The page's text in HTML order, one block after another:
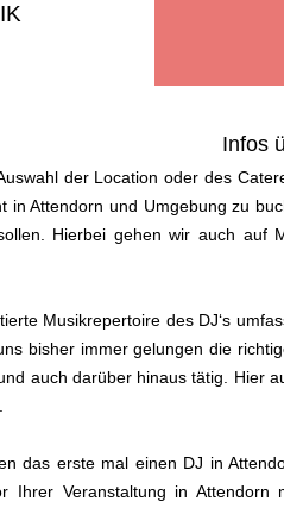
Infos
der Location oder des
in Attendorn und Umgebung zu
Hierbei gehen wir auch auf
Musikrepertoire des DJ‘s
bisher immer gelungen die
auch darüber hinaus tätig. Hier
das erste mal einen DJ in
Ihrer Veranstaltung in